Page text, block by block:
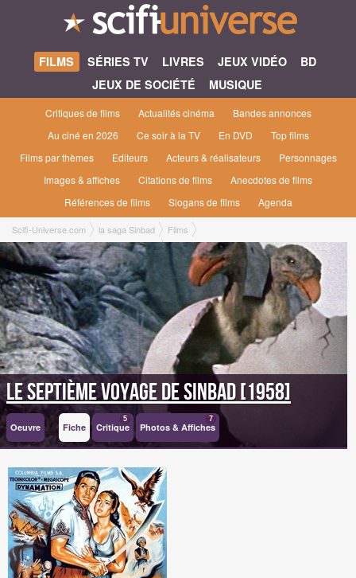
FILMS SÉRIES TV LIVRES JEUX VIDÉO
BD
JEUX DE SOCIÉTÉ
MUSIQUE
Critiques de films Actualités cinéma
Bandes annonces
Au ciné en 2026
Ce soir à la TV En DVD
Top films
Films par thèmes
Editeurs Acteurs & réalisateurs
Personnages
Images & affiches
Citations de films
Anecdotes de films
Références de films
Slogans de films Agenda
Scifi-Universe.com la saga Sinbad
Films
Le Septième Voyage de Sinbad [1958]
Le Septième Voyage de Sinbad [1958]
Oeuvre Fiche Critique
5
Photos & Affiches
7